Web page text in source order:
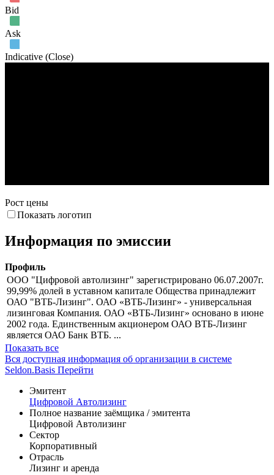
Bid
Рост цены
Информация по эмиссии
Профиль
ООО "Цифровой автолизинг" зарегистрировано 06.07.2007г.
99,99% долей в уставном капитале Общества принадлежит
ОАО "ВТБ-Лизинг". ОАО «ВТБ-Лизинг» - универсальная
лизинговая Компания. ОАО «ВТБ-Лизинг» основано в июне
2002 года. Единственным акционером ОАО ВТБ-Лизинг
является ОАО Банк ВТБ. ...
Показать все
Вся доступная информация об организации в системе
Seldon.Basis Перейти
Эмитент
Цифровой Автолизинг
Полное название заёмщика / эмитента
Цифровой Автолизинг